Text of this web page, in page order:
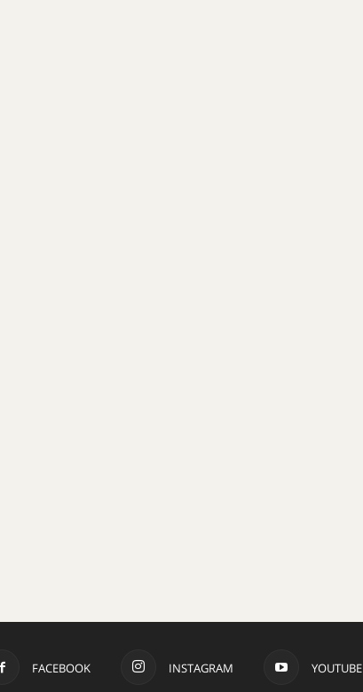
FACEBOOK INSTAGRAM YOUTUBE